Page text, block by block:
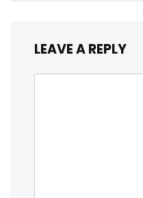
LEAVE A REPLY